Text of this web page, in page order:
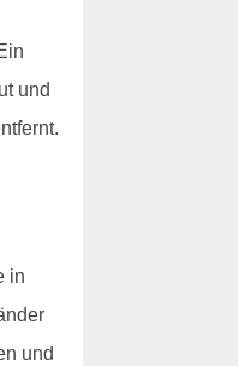
und
in
und